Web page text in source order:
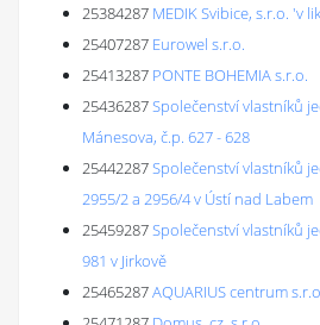
25384287 MEDIK Svibice, s.r.o. 'v
25407287 Eurowel s.r.o.
25413287 PONTE BOHEMIA s.r.o.
25436287Společenství vlastníků
Mánesova, č.p. 627 - 628
25442287Společenství vlastníků
2955/2 a 2956/4 v Ústí nad Labem
25459287Společenství vlastníků
981 v Jirkově
25465287AQUARIUS centrum